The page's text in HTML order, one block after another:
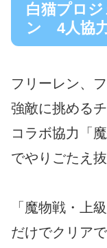
白猫プロ
ン 4人協
フリーレン、
強敵に挑める
コラボ協力「
でやりごたえ抜
「魔物戦・上
だけでクリア